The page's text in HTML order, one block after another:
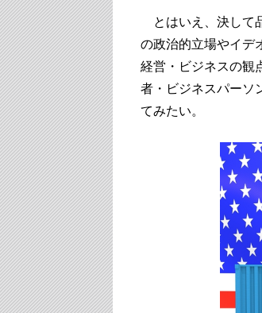
とはいえ、決して
の政治的立場やイデ
経営・ビジネスの観
者・ビジネスパーソ
てみたい。